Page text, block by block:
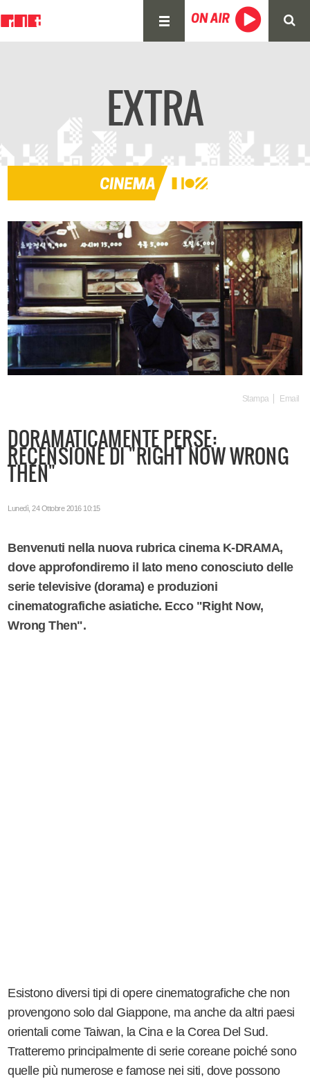
EXTRA
Stampa Email
DORAMATICAMENTE PERSE:
RECENSIONE DI "RIGHT NOW WRONG
THEN"
Lunedì, 24 Ottobre 2016 10:15
Benvenuti nella nuova rubrica cinema K-DRAMA,
dove approfondiremo il lato meno conosciuto delle
serie televisive (dorama) e produzioni
cinematografiche asiatiche. Ecco "Right Now,
Wrong Then".
Esistono diversi tipi di opere cinematografiche che non
provengono solo dal Giappone, ma anche da altri paesi
orientali come Taiwan, la Cina e la Corea Del Sud.
Tratteremo principalmente di serie coreane poiché sono
quelle più numerose e famose nei siti, dove possono